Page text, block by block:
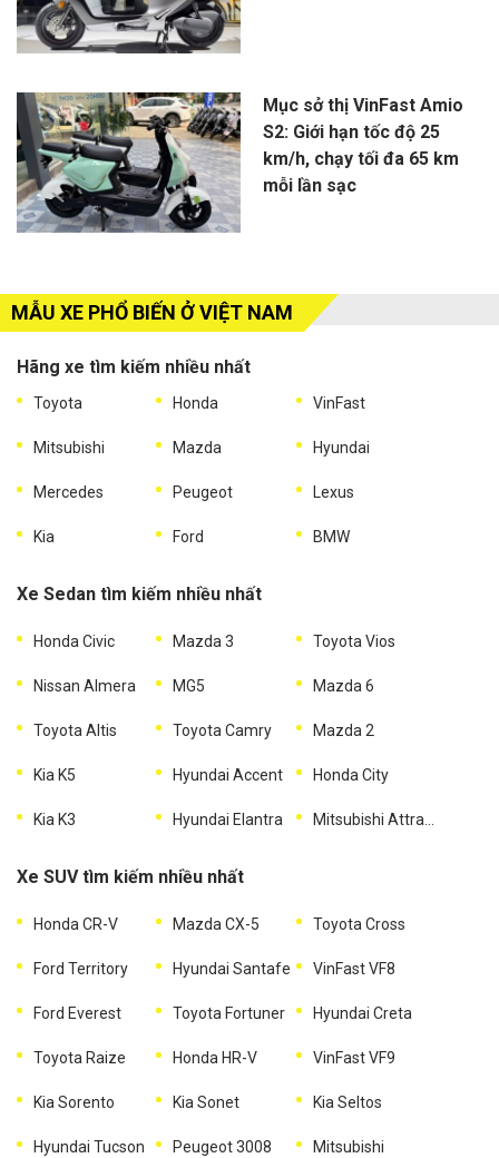
Mục sở thị VinFast Amio
S2: Giới hạn tốc độ 25
km/h, chạy tối đa 65 km
mỗi lần sạc
MẪU XE PHỔ BIẾN Ở VIỆT NAM
Hãng xe tìm kiếm nhiều nhất
Toyota Honda VinFast
Mitsubishi Mazda Hyundai
Mercedes Peugeot Lexus
Kia Ford BMW
Xe Sedan tìm kiếm nhiều nhất
Honda Civic Mazda 3 Toyota Vios
Nissan Almera MG5 Mazda 6
Toyota Altis Toyota Camry Mazda 2
Kia K5 Hyundai Accent Honda City
Kia K3 Hyundai Elantra Mitsubishi Attrage
Xe SUV tìm kiếm nhiều nhất
Honda CR-V Mazda CX-5 Toyota Cross
Ford Territory Hyundai Santafe VinFast VF8
Ford Everest Toyota Fortuner Hyundai Creta
Toyota Raize Honda HR-V VinFast VF9
Kia Sorento Kia Sonet Kia Seltos
Hyundai Tucson Peugeot 3008
Mitsubishi